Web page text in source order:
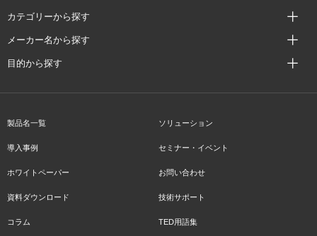
カテゴリーから探す
メーカー名から探す
目的から探す
製品名一覧 ソリューション
導入事例 セミナー・イベント
ホワイトペーパー お問い合わせ
資料ダウンロード 技術サポート
コラム TED用語集